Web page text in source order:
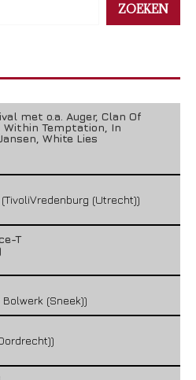
ZOEKEN
met o.a. Auger, Clan Of
Within Temptation, In
White Lies
(Utrecht))
T
(Sneek))